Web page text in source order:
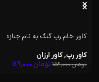
کاور رپ دلنوشت غمگین به نام
کاور رپ,کاور ارزان